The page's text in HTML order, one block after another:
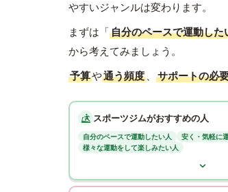
やすいジャンルは変わります。
まずは「自分のペースで運動した
から考えてみましょう。
予算や通う頻度 、 サポートの必
スポーツジムがおすすめの人
自分のペースで運動したい人
安く・気軽に
様々な運動をして楽しみたい人